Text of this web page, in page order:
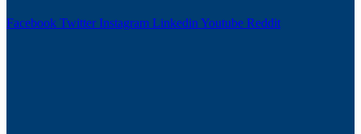
Facebook Twitter Instagram Linkedin Youtube Reddit